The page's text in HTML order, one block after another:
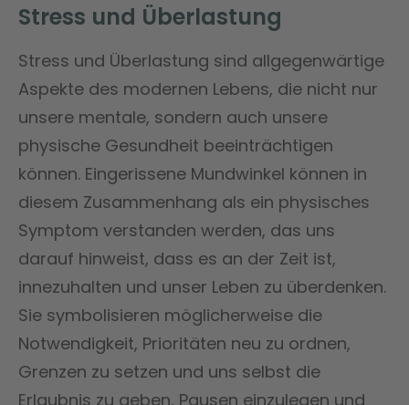
Stress und Überlastung
Stress und Überlastung sind allgegenwärtige
Aspekte des modernen Lebens, die nicht nur
unsere mentale, sondern auch unsere
physische Gesundheit beeinträchtigen
können. Eingerissene Mundwinkel können in
diesem Zusammenhang als ein physisches
Symptom verstanden werden, das uns
darauf hinweist, dass es an der Zeit ist,
innezuhalten und unser Leben zu überdenken.
Sie symbolisieren möglicherweise die
Notwendigkeit, Prioritäten neu zu ordnen,
Grenzen zu setzen und uns selbst die
Erlaubnis zu geben, Pausen einzulegen und